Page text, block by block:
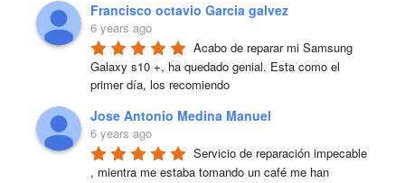
Francisco octavio Garcia galvez
6 years ago
Acabo de reparar mi Samsung
Galaxy s10 +, ha quedado genial. Esta como el
primer día, los recomiendo
Jose Antonio Medina Manuel
6 years ago
Servicio de reparación impecable
, mientra me estaba tomando un café me han